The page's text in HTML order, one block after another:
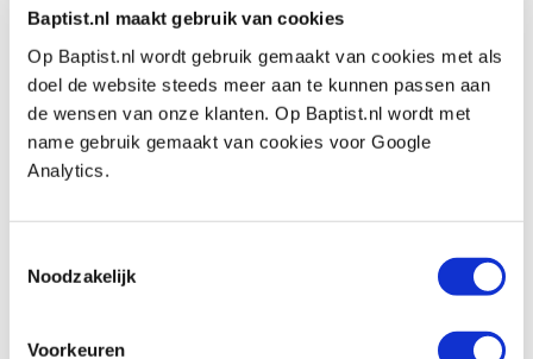
Baptist.nl maakt gebruik van cookies
Op Baptist.nl wordt gebruik gemaakt van cookies met als
doel de website steeds meer aan te kunnen passen aan
de wensen van onze klanten. Op Baptist.nl wordt met
name gebruik gemaakt van cookies voor Google
Analytics.
Noodzakelijk
Voorkeuren
(RE4) Presentatie 4:vrijdag 15 mei van 13.00 tot ca.
15.00 uur: Masterclass lintzagen
Gecanceld i.v.m. het Coronavirus.
Schrijf u kosteloos in door een email te sturen naar
tanja@baptist.nl
Bij aanmelding voor deze presentatie gaat u er mee
kunnen worden gebruikt voor promotionele doeleinden.